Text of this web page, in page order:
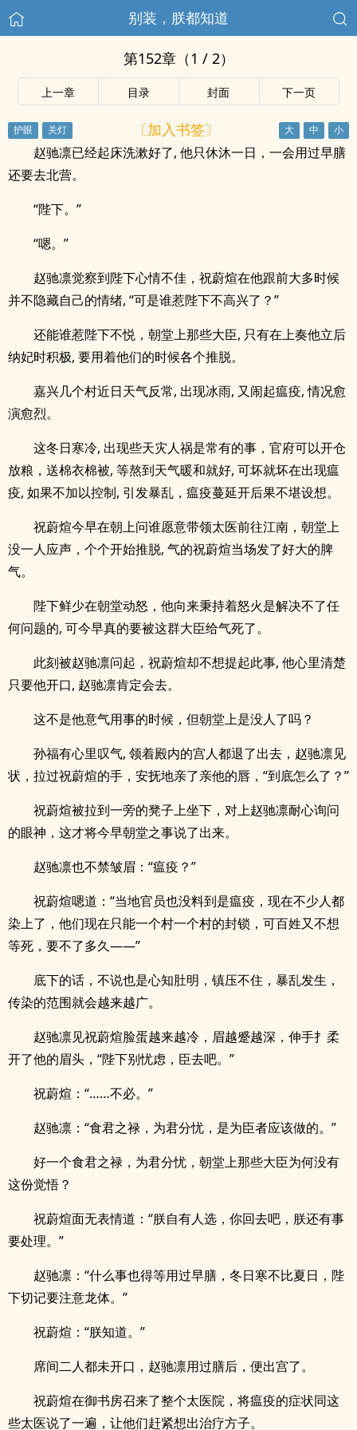
别装，朕都知道
第152章（1 / 2）
上一章 目录 封面 下一页
〔加入书签〕
赵驰凛已经起床洗漱好了, 他只休沐一日，一会用过早膳
还要去北营。
“陛下。”
“嗯。”
赵驰凛觉察到陛下心情不佳，祝蔚煊在他跟前大多时候
并不隐藏自己的情绪, “可是谁惹陛下不高兴了？”
还能谁惹陛下不悦，朝堂上那些大臣, 只有在上奏他立后
纳妃时积极, 要用着他们的时候各个推脱。
嘉兴几个村近日天气反常, 出现冰雨, 又闹起瘟疫, 情况愈
演愈烈。
这冬日寒冷, 出现些天灾人祸是常有的事，官府可以开仓
放粮，送棉衣棉被, 等熬到天气暖和就好, 可坏就坏在出现瘟
疫, 如果不加以控制, 引发暴乱，瘟疫蔓延开后果不堪设想。
祝蔚煊今早在朝上问谁愿意带领太医前往江南，朝堂上
没一人应声，个个开始推脱, 气的祝蔚煊当场发了好大的脾
气。
陛下鲜少在朝堂动怒，他向来秉持着怒火是解决不了任
何问题的, 可今早真的要被这群大臣给气死了。
此刻被赵驰凛问起，祝蔚煊却不想提起此事, 他心里清楚
只要他开口, 赵驰凛肯定会去。
这不是他意气用事的时候，但朝堂上是没人了吗？
孙福有心里叹气, 领着殿内的宫人都退了出去，赵驰凛见
状，拉过祝蔚煊的手，安抚地亲了亲他的唇，“到底怎么了？”
祝蔚煊被拉到一旁的凳子上坐下，对上赵驰凛耐心询问
的眼神，这才将今早朝堂之事说了出来。
赵驰凛也不禁皱眉：“瘟疫？”
祝蔚煊嗯道：“当地官员也没料到是瘟疫，现在不少人都
染上了，他们现在只能一个村一个村的封锁，可百姓又不想
等死，要不了多久——”
底下的话，不说也是心知肚明，镇压不住，暴乱发生，
传染的范围就会越来越广。
赵驰凛见祝蔚煊脸蛋越来越冷，眉越蹙越深，伸手扌柔
开了他的眉头，“陛下别忧虑，臣去吧。”
祝蔚煊：“……不必。”
赵驰凛：“食君之禄，为君分忧，是为臣者应该做的。”
好一个食君之禄，为君分忧，朝堂上那些大臣为何没有
这份觉悟？
祝蔚煊面无表情道：“朕自有人选，你回去吧，朕还有事
要处理。”
赵驰凛：“什么事也得等用过早膳，冬日寒不比夏日，陛
下切记要注意龙体。”
祝蔚煊：“朕知道。”
席间二人都未开口，赵驰凛用过膳后，便出宫了。
祝蔚煊在御书房召来了整个太医院，将瘟疫的症状同这
些太医说了一遍，让他们赶紧想出治疗方子。